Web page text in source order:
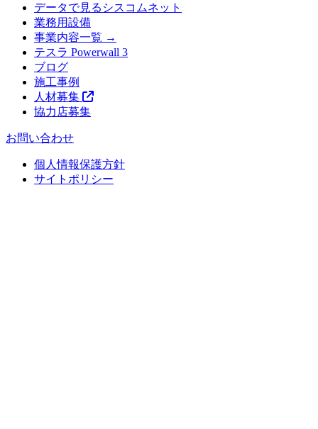
データで見るシスコムネット
業務用設備
事業内容一覧 →
テスラ Powerwall 3
ブログ
施工事例
人材募集
協力店募集
お問い合わせ
個人情報保護方針
サイトポリシー